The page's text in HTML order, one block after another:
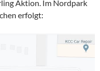
Aktion. Im Nordpark
erfolgt: